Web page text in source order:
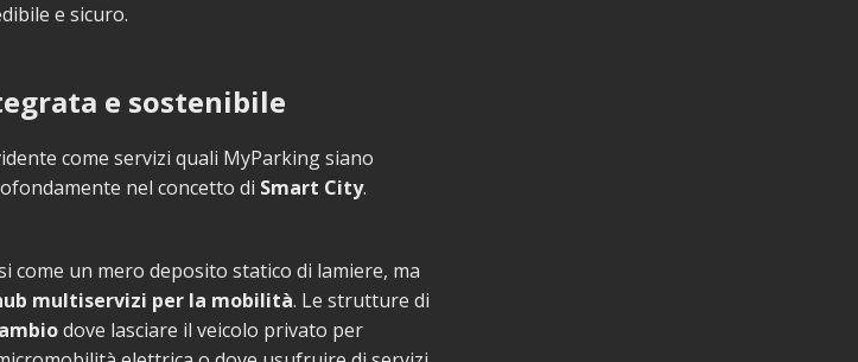
e sicuro.
e sostenibile
come servizi quali MyParking siano
nel concetto di Smart City.
come un mero deposito statico di lamiere, ma
multiservizi per la mobilità. Le strutture di
dove lasciare il veicolo privato per